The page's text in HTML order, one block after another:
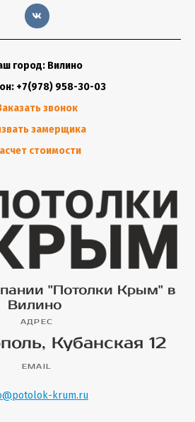
город: Вилино
+7(978) 958-30-03
звонок
замерщика
стоимости
"Потолки Крым" в
Вилино
АДРЕС
Кубанская 12
EMAIL
krum.ru